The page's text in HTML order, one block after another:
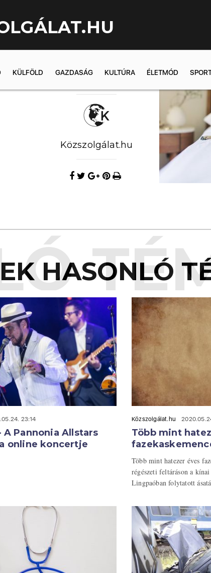
KÜLFÖLD GAZDASÁG KULTÚRA ÉLETMÓD
Közszolgálat.hu
HASONLÓ
23:14
A Pannonia Allstars
online koncertje
Közszolgálat.hu
Több mint
Több mint hatezer éves
régészeti feltáráson a
Lingpaóban folytatott